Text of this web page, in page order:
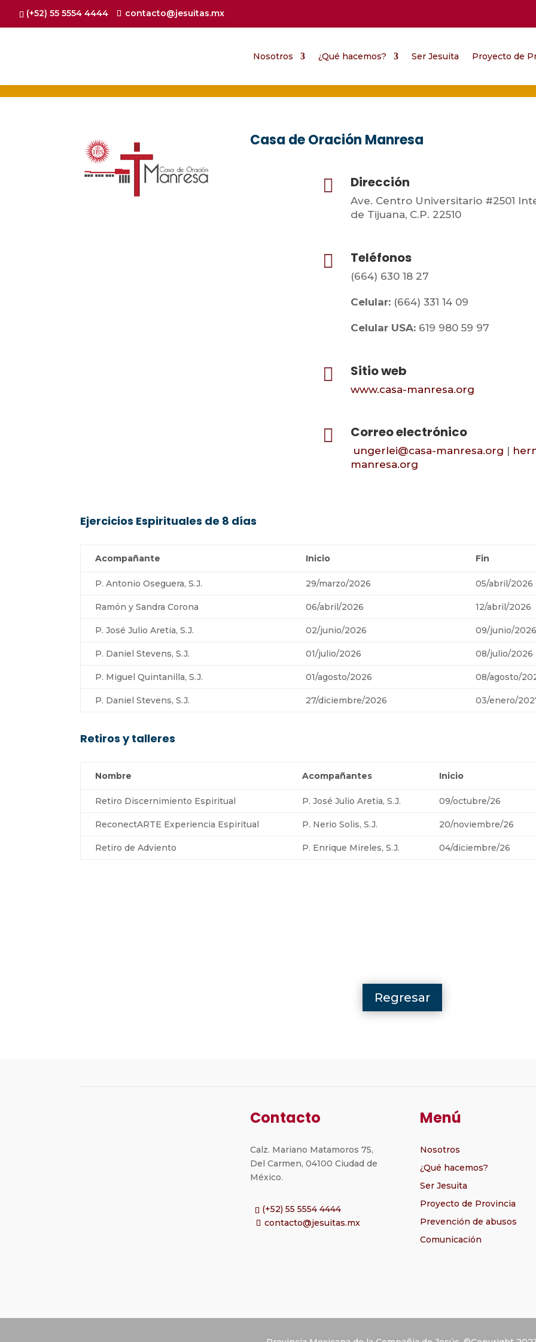
(+52) 55 5554 4444 contacto@jesuitas.mx
Nosotros ¿Qué hacemos? Ser Jesuita Proyecto de
Casa de Oración Manresa
 Dirección
Ave. Centro Universitario #2501
de Tijuana, C.P. 22510
 Teléfonos
(664) 630 18 27
Celular:(664) 331 14 09
Celular USA:619 980 59 97
 Sitio web
www.casa-manresa.org
 Correo electrónico
ungerlei@casa-manresa.org |
manresa.org
Ejercicios Espirituales de 8 días
Acompañante Inicio Fin
P. Antonio Oseguera, S.J. 29/marzo/2026 05/abril/2026
Ramón y Sandra Corona 06/abril/2026 12/abril/2026
P. José Julio Aretia, S.J. 02/junio/2026 09/junio/2026
P. Daniel Stevens, S.J. 01/julio/2026 08/julio/2026
P. Miguel Quintanilla, S.J. 01/agosto/2026 08/agosto/
P. Daniel Stevens, S.J. 27/diciembre/2026 03/enero/
Retiros y talleres
Nombre Acompañantes Inicio
Retiro Discernimiento Espiritual P. José Julio Aretia, S.J. 09/octubre/26
ReconectARTE Experiencia Espiritual P. Nerio Solis, S.J. 20/noviembre/26
Retiro de Adviento P. Enrique Mireles, S.J. 04/diciembre/26
Regresar
Contacto
Calz. Mariano Matamoros 75,
Del Carmen, 04100 Ciudad de
México.
(+52) 55 5554 4444
contacto@jesuitas.mx
Menú
Nosotros
¿Qué hacemos?
Ser Jesuita
Proyecto de Provincia
Prevención de abusos
Comunicación